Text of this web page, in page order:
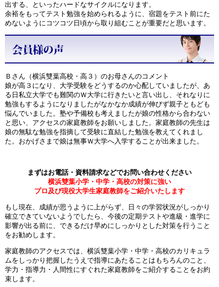
出する、といったハードなサイクルになります。
余裕をもってテスト勉強を始められるように、宿題をテスト前にた
めないようにコツコツ日頃から取り組むことが重要だと思います。
Ｂさん（横浜雙葉高校・高３）のお母さんのコメント
娘が高３になり、大学受験をどうするのか心配していましたが、あ
る日私立大学でも難関のＷ大学に行きたいと言い出し、それなりに
勉強もするようになりましたがなかなか成績が伸びず親子ともども
悩んでいました。塾や予備校も考えましたが娘の性格から合わない
と思い、アクセスの家庭教師をお願いしました。家庭教師の先生は
娘の無駄な勉強を指摘して受験に直結した勉強を教えてくれまし
た。おかげさまで娘は無事Ｗ大学へ入学することが出来ました。
まずはお電話・資料請求などでお問い合わせください
横浜雙葉小学・中学・高校の対策に強い
プロ及び現役大学生家庭教師をご紹介いたします
もし現在、成績が思うように上がらず、日々の学習状況がしっかり
確立できていないようでしたら、今後の定期テストや進級・進学に
影響が出る前に、できるだけ早めにしっかりとした対策を行うこと
をお勧めします。
家庭教師のアクセスでは、横浜雙葉小学・中学・高校のカリキュラ
ムをしっかり把握したうえで指導にあたることはもちろんのこと、
学力・指導力・人間性にすぐれた家庭教師をご紹介することをお約
束します。